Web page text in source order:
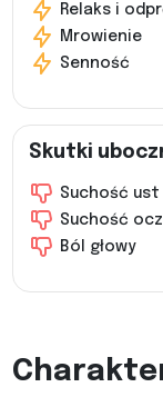
Relaks i
Mrowienie
Senność
Skutki
Suchość ust
Suchość
Ból głowy